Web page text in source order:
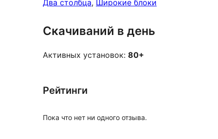
Два столбца, Широкие блоки
Скачиваний в день
Активных установок: 80+
Рейтинги
Пока что нет ни одного отзыва.